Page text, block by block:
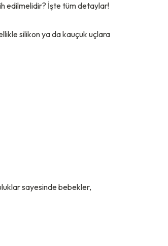
edilmelidir? İşte tüm detaylar!
silikon ya da kauçuk uçlara
sayesinde bebekler,